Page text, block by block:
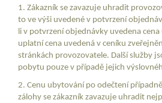
1. Zákazník se zavazuje uhradit
to ve výši uvedené v potvrzení
li v potvrzení objednávky uvedena
uplatní cena uvedená v ceníku
stránkách provozovatele. Další služby
pobytu pouze v případě jejich
2. Cenu ubytování po odečtení
zálohy se zákazník zavazuje uhradit